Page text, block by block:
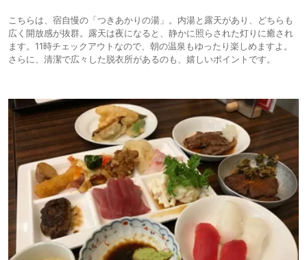
こちらは、宿自慢の「つきあかりの湯」。内湯と露天があり、どちらも
広く開放感が抜群。露天は夜になると、静かに照らされた灯りに癒され
ます。11時チェックアウトなので、朝の温泉もゆったり楽しめますよ。
さらに、清潔で広々した脱衣所があるのも、嬉しいポイントです。